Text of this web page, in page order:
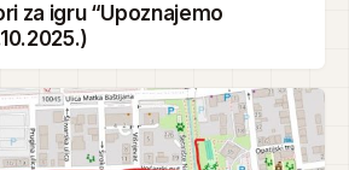
za igru “Upoznajemo